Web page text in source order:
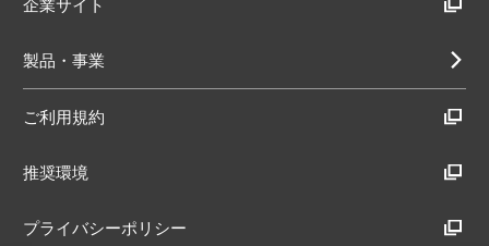
企業サイト
製品・事業
ご利用規約
推奨環境
プライバシーポリシー